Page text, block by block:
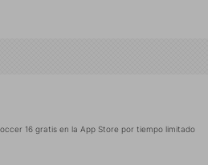
16 gratis en la App Store por tiempo limitado